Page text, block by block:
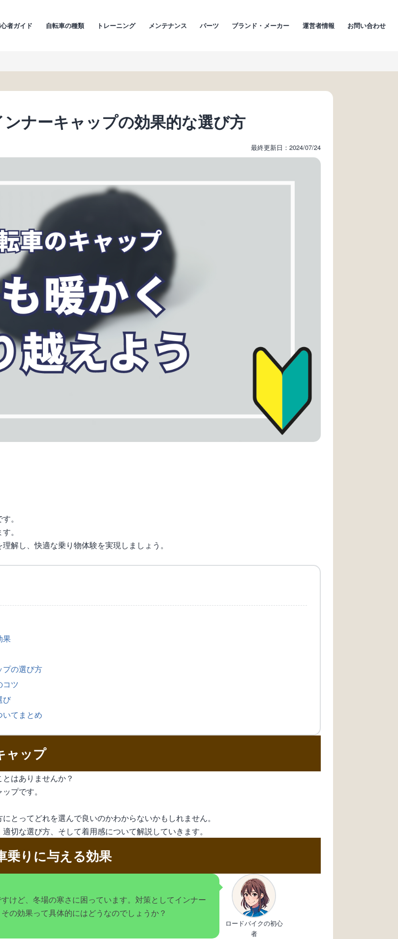
者ガイド 自転車の種類 トレーニング メンテナンス パーツ ブランド・メーカー 運営者情報 お問い合わせ
ナーキャップの効果的な選び方
最終更新日：2024/07/24
。
。
解し、快適な乗り物体験を実現しましょう。
果
プの選び方
コツ
び
てまとめ
ャップ
はありませんか？
プです。
とってどれを選んで良いのかわからないかもしれません。
切な選び方、そして着用感について解説していきます。
乗りに与える効果
けど、冬場の寒さに困っています。対策としてインナー
の効果って具体的にはどうなのでしょうか？
ロードバイクの初心
者